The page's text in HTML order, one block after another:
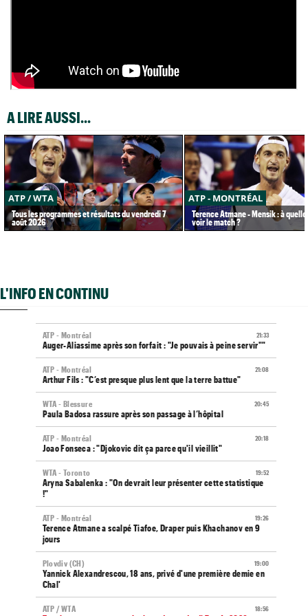
A LIRE AUSSI...
ATP / WTA
Tous les programmes et résultats du vendredi 7
août 2026
ATP - MONTRÉAL
Terence Atmane - Mensik : à
voir le match ?
L'INFO EN CONTINU
21:33
ATP - Montréal
Auger-Aliassime après son forfait : "Je pouvais à peine servir""
21:08
ATP - Montréal
Arthur Fils : "C’est presque plus lent que la terre battue"
20:45
WTA - Blessure
Paula Badosa rassure après son passage à l’hôpital
20:18
ATP - Montréal
Joao Fonseca : "Djokovic dit ça parce qu'il vieillit"
19:52
WTA - Toronto
Aryna Sabalenka : "On devrait leur présenter cette statistique
!"
19:26
ATP - Montréal
Terence Atmane a scalpé Tiafoe, Draper puis Khachanov en 9
jours
19:00
Plovdiv (CH)
Yannick Alexandrescou, 18 ans, privé d'une première demie en
Chal'
18:56
ATP / WTA